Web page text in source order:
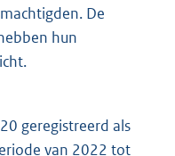
De
hun
geregistreerd als
van 2022 tot